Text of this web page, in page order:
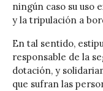
ningún caso su uso
y la tripulación a
En tal sentido,
responsable de la
dotación, y
que sufran las